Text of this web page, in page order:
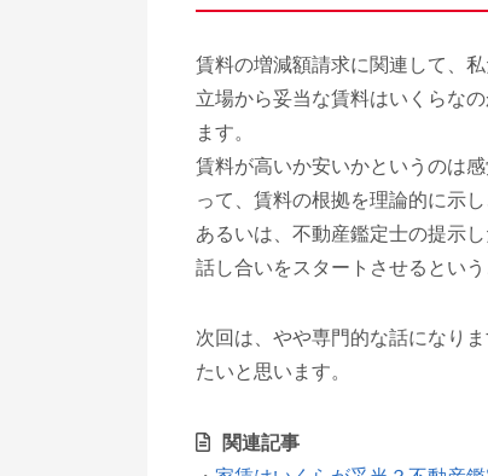
賃料の増減額請求に関連して、
立場から妥当な賃料はいくらな
ます。
賃料が高いか安いかというのは
って、賃料の根拠を理論的に示
あるいは、不動産鑑定士の提示
話し合いをスタートさせるという
次回は、やや専門的な話になり
たいと思います。
関連記事